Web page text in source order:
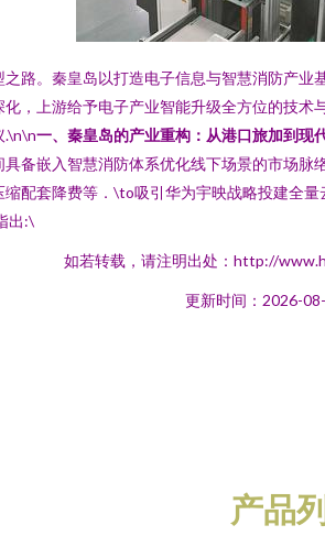
路。秦皇岛以打造电子信息与智慧消防产
，上游给予电子产业智能升级全方位的技
.\n\n一、秦皇岛的产业重构：从港口旅加到现
备嵌入智慧消防体系优化线下场景的市场
配套降费等．\to吸引华为宇映战略投建全
出:\
如若转载，请注明出处：http://
更新时间：2026-
产品